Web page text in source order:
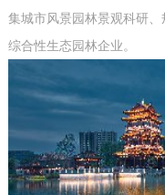
集城市风景园林景观科研
综合性生态园林企业。